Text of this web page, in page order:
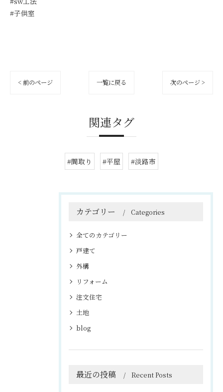
#子供室
< 前のページ 一覧に戻る 次のページ >
関連タグ
#間取り #平屋 #淡路市
カテゴリー Categories
全てのカテゴリー
戸建て
外構
リフォーム
注文住宅
土地
blog
最近の投稿 Recent Posts